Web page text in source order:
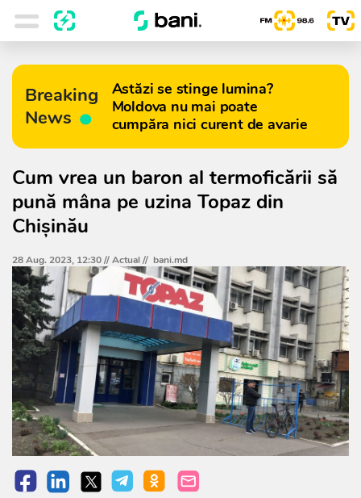
Breaking
News
Astăzi se stinge lumina?
Moldova nu mai poate
cumpăra nici curent de avarie
Cum vrea un baron al termoficării să
pună mâna pe uzina Topaz din
Chișinău
28 Aug. 2023, 12:30 //Actual// bani.md